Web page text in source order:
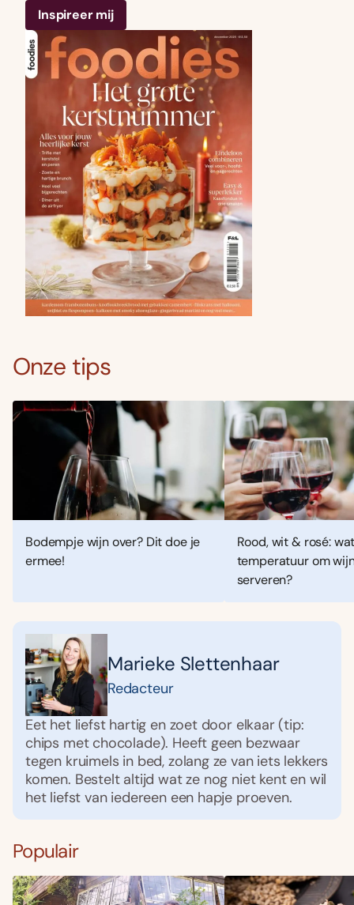
Inspireer mij
Onze tips
Bodempje wijn over? Dit doe je
ermee!
Rood, wit & rosé:
temperatuur om
serveren?
Marieke Slettenhaar
Redacteur
Eet het liefst hartig en zoet door elkaar (tip:
chips met chocolade). Heeft geen bezwaar
tegen kruimels in bed, zolang ze van iets lekkers
komen. Bestelt altijd wat ze nog niet kent en wil
het liefst van iedereen een hapje proeven.
Populair